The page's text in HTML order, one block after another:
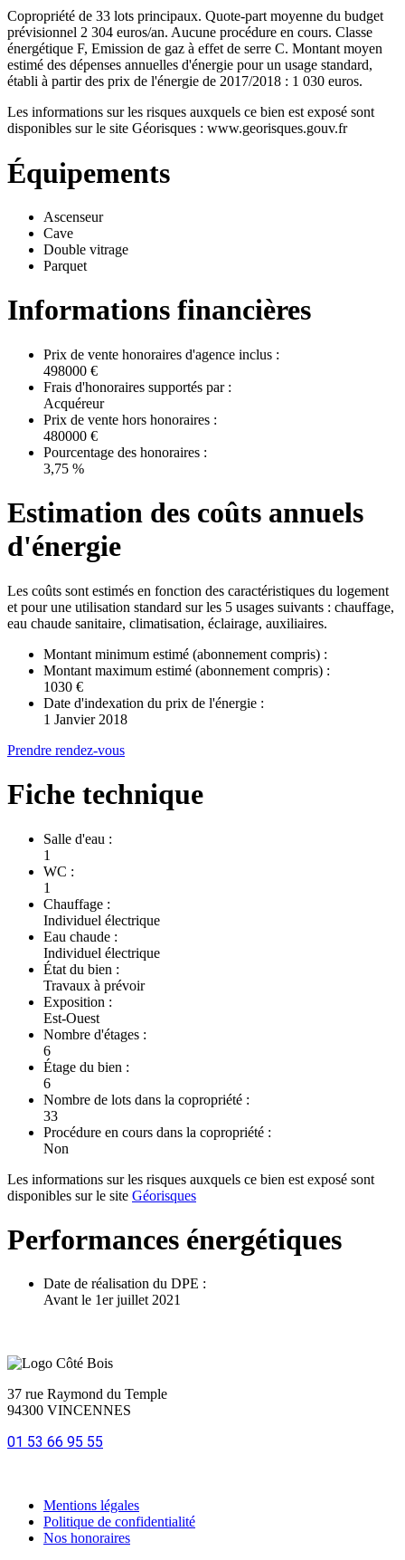
Copropriété de 33 lots principaux. Quote-part moyenne du budget
prévisionnel 2 304 euros/an. Aucune procédure en cours. Classe
énergétique F, Emission de gaz à effet de serre C. Montant moyen
estimé des dépenses annuelles d'énergie pour un usage standard,
établi à partir des prix de l'énergie de 2017/2018 : 1 030 euros.
Les informations sur les risques auxquels ce bien est exposé sont
disponibles sur le site Géorisques : www.georisques.gouv.fr
Équipements
Ascenseur
Cave
Double vitrage
Parquet
Informations financières
Prix de vente honoraires d'agence inclus :
498000 €
Frais d'honoraires supportés par :
Acquéreur
Prix de vente hors honoraires :
480000 €
Pourcentage des honoraires :
3,75 %
Estimation des coûts annuels
d'énergie
Les coûts sont estimés en fonction des caractéristiques du logement
et pour une utilisation standard sur les 5 usages suivants : chauffage,
eau chaude sanitaire, climatisation, éclairage, auxiliaires.
Montant minimum estimé (abonnement compris) :
Montant maximum estimé (abonnement compris) :
1030 €
Date d'indexation du prix de l'énergie :
1 Janvier 2018
Prendre rendez-vous
Fiche technique
Salle d'eau :
1
WC :
1
Chauffage :
Individuel électrique
Eau chaude :
Individuel électrique
État du bien :
Travaux à prévoir
Exposition :
Est-Ouest
Nombre d'étages :
6
Étage du bien :
6
Nombre de lots dans la copropriété :
33
Procédure en cours dans la copropriété :
Non
Les informations sur les risques auxquels ce bien est exposé sont
disponibles sur le site Géorisques
Performances énergétiques
Date de réalisation du DPE :
Avant le 1er juillet 2021
37 rue Raymond du Temple
94300 VINCENNES
01 53 66 95 55
Mentions légales
Politique de confidentialité
Nos honoraires